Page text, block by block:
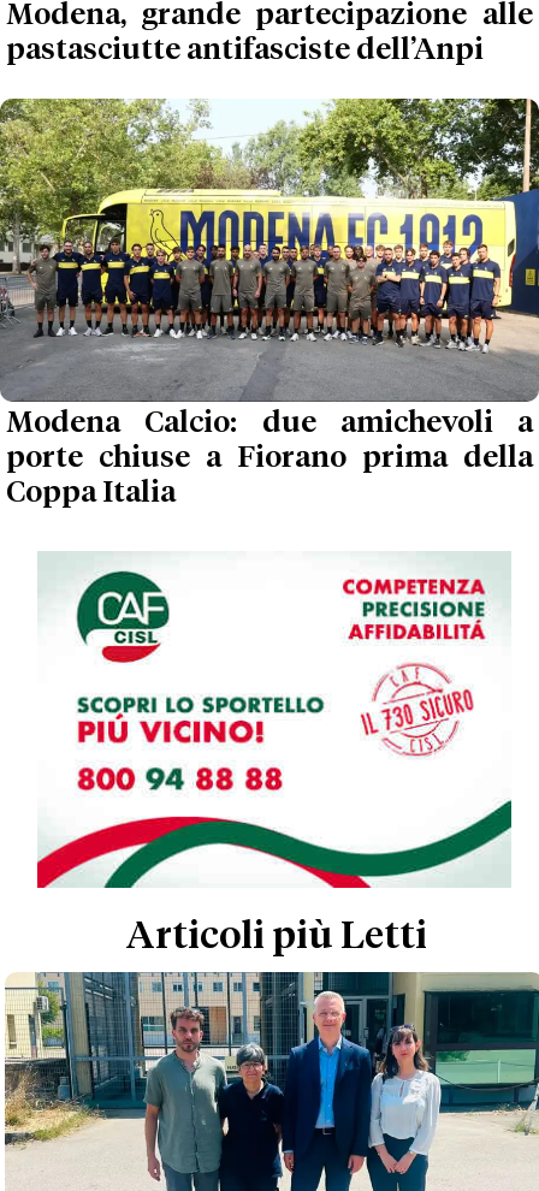
Modena, grande partecipazione alle
pastasciutte antifasciste dell’Anpi
Modena Calcio: due amichevoli a
porte chiuse a Fiorano prima della
Coppa Italia
Articoli più Letti